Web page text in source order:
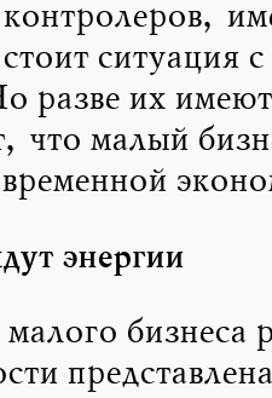
ситуация
разве их
что малый
энергии
бизнеса